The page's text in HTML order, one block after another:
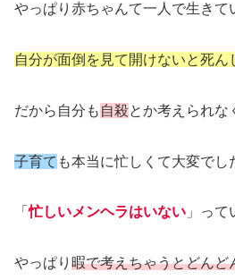
やっぱり赤ちゃんて一人で生きて
自分が面倒を見て開けないと死ん
だから自分も 自殺とか考えられな
子育て も本当に忙しくて大変でし
「忙しいメンヘラはいない 」って
やっぱり 暇で考えちゃうとどんど